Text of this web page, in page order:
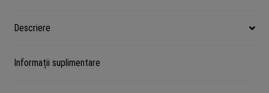
9016,
Descriere
Informații suplimentare